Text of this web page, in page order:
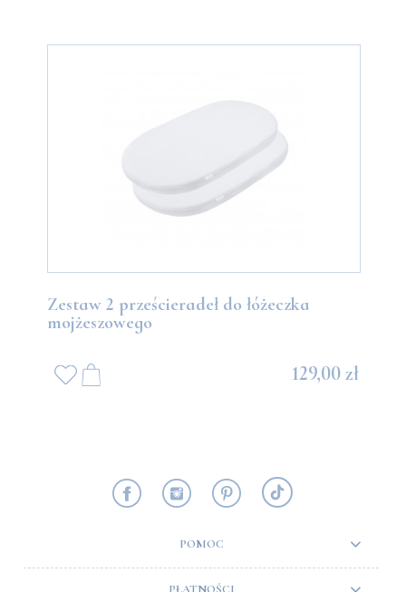
Zestaw 2 prześcieradeł do łóżeczka
mojżeszowego
129,00 zł
POMOC
PŁATNOŚCI